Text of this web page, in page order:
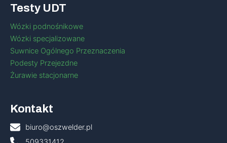
Testy UDT
Wózki podnośnikowe
Wózki specjalizowane
Suwnice Ogólnego Przeznaczenia
Podesty Przejezdne
Żurawie stacjonarne
Kontakt
biuro@oszwelder.pl